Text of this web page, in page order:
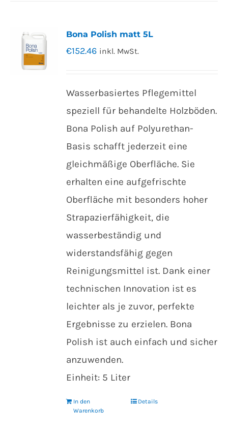
Bona Polish matt 5L
€152.46 inkl. MwSt.
Wasserbasiertes Pflegemittel
speziell für behandelte Holzböden.
Bona Polish auf Polyurethan-
Basis schafft jederzeit eine
gleichmäßige Oberfläche. Sie
erhalten eine aufgefrischte
Oberfläche mit besonders hoher
Strapazierfähigkeit, die
wasserbeständig und
widerstandsfähig gegen
Reinigungsmittel ist. Dank einer
technischen Innovation ist es
leichter als je zuvor, perfekte
Ergebnisse zu erzielen. Bona
Polish ist auch einfach und sicher
anzuwenden.
Einheit: 5 Liter
In den
Warenkorb
Details